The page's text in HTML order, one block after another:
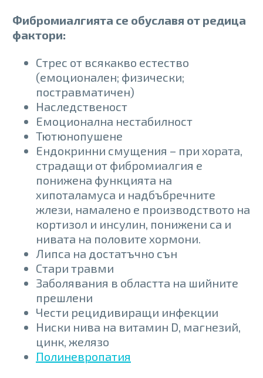
Фибромиалгията се обуславя от редица
фактори:
Стрес от всякакво естество
(емоционален; физически;
постравматичен)
Наследственост
Емоционална нестабилност
Тютюнопушене
Ендокринни смущения – при хората,
страдащи от фибромиалгия е
понижена функцията на
хипоталамуса и надбъбречните
жлези, намалено е производството на
кортизол и инсулин, понижени са и
нивата на половите хормони.
Липса на достатъчно сън
Стари травми
Заболявания в областта на шийните
прешлени
Чести рецидивиращи инфекции
Ниски нива на витамин D, магнезий,
цинк, желязо
Полиневропатия